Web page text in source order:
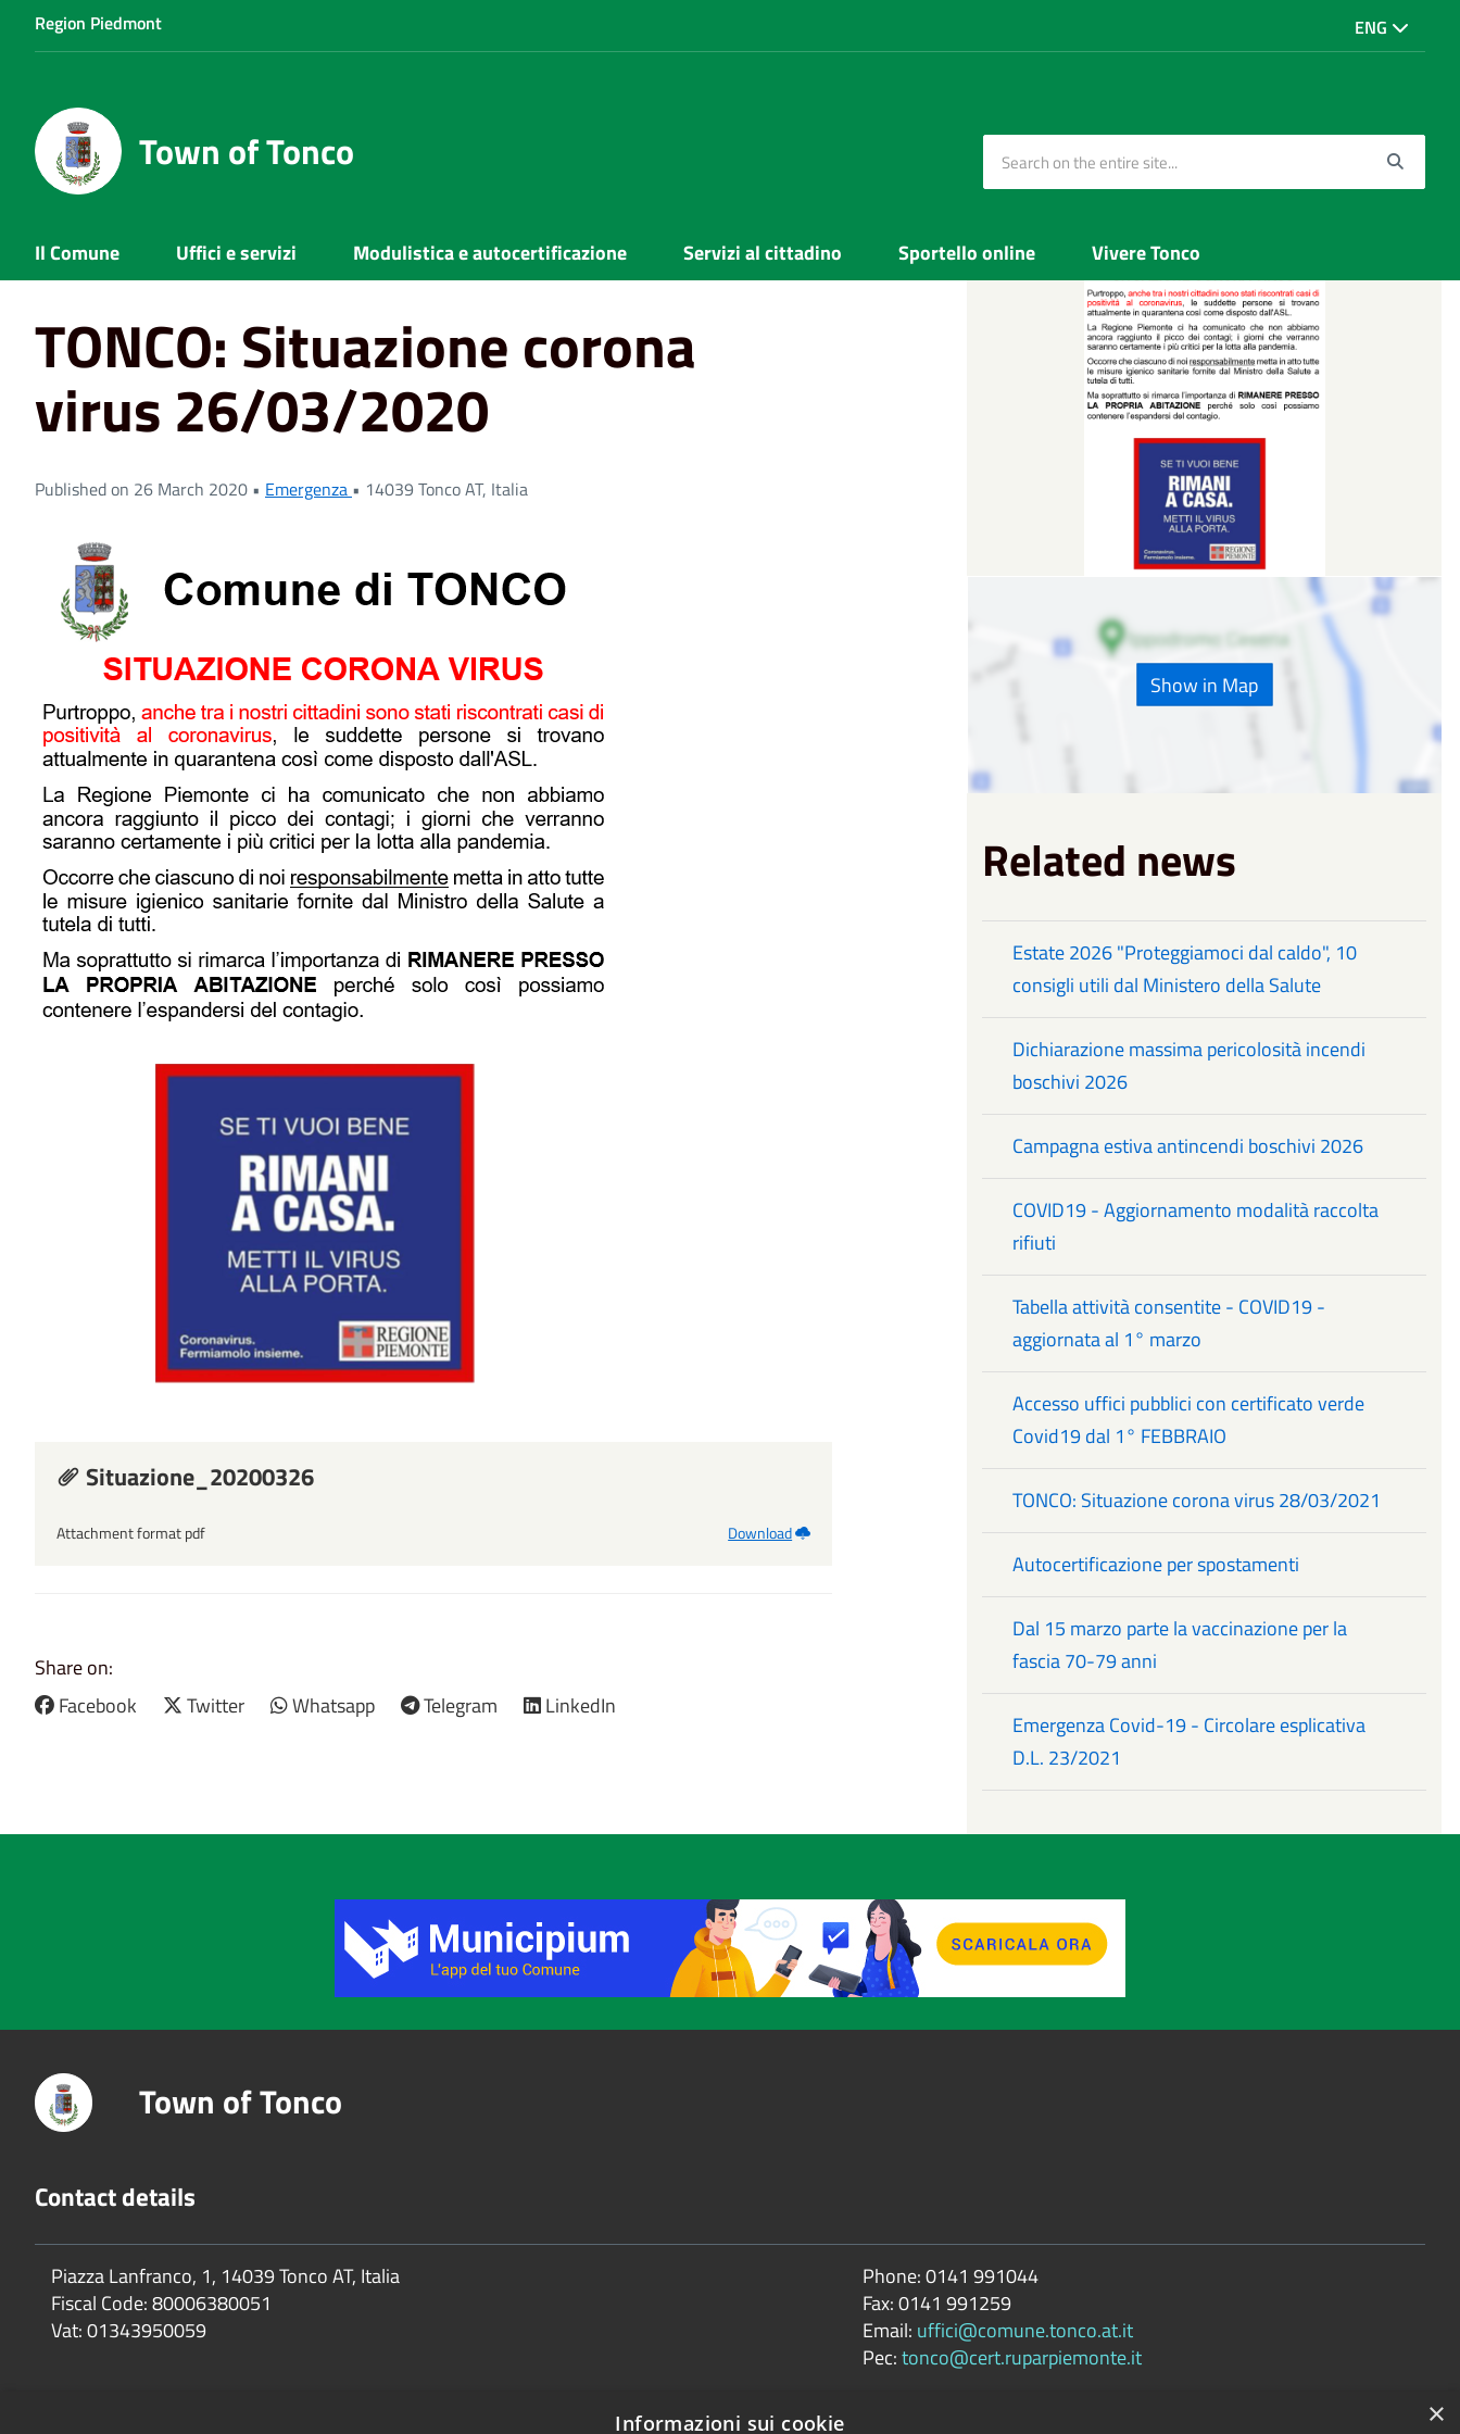
Region Piedmont ENG
Town of Tonco
Il Comune Uffici e servizi Modulistica e autocertificazione Servizi al cittadino Sportello online Vivere Tonco
Home News TONCO: Situazione corona virus 26/03/2020
TONCO: Situazione corona
virus 26/03/2020
Published on 26 March 2020 • Emergenza • 14039 Tonco AT, Italia
Situazione_20200326
Attachment format pdf Download
Share on:
Facebook
Twitter Whatsapp Telegram LinkedIn
Show in Map
Related news
Estate 2026 "Proteggiamoci dal caldo", 10
consigli utili dal Ministero della Salute
Dichiarazione massima pericolosità incendi
boschivi 2026
Campagna estiva antincendi boschivi 2026
COVID19 - Aggiornamento modalità raccolta
rifiuti
Tabella attività consentite - COVID19 -
aggiornata al 1° marzo
Accesso uffici pubblici con certificato verde
Covid19 dal 1° FEBBRAIO
TONCO: Situazione corona virus 28/03/2021
Autocertificazione per spostamenti
Dal 15 marzo parte la vaccinazione per la
fascia 70-79 anni
Emergenza Covid-19 - Circolare esplicativa
D.L. 23/2021
Town of Tonco
Contact details
Piazza Lanfranco, 1, 14039 Tonco AT, Italia
Fiscal Code:80006380051
Vat:01343950059
Phone:0141 991044
Fax:0141 991259
Email: uffici@comune.tonco.at.it
Pec:tonco@cert.ruparpiemonte.it
×
Informazioni sui cookie